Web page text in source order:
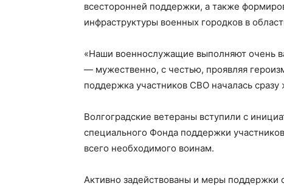
всесторонней поддержки, а также
инфраструктуры военных городков в
«Наши военнослужащие выполняют очень
— мужественно, с честью, проявляя
поддержка участников СВО началась
Волгоградские ветераны вступили с
специального Фонда поддержки
всего необходимого воинам.
Активно задействованы и меры